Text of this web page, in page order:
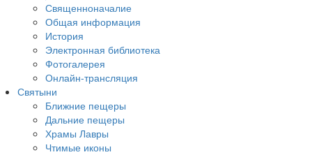
Священноначалие
Общая информация
История
Электронная библиотека
Фотогалерея
Онлайн-трансляция
Святыни
Ближние пещеры
Дальние пещеры
Храмы Лавры
Чтимые иконы